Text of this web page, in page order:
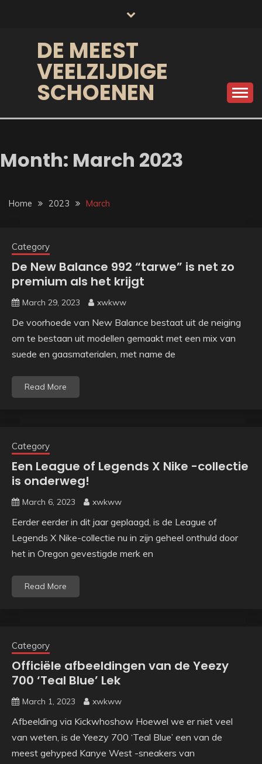
DE MEEST
VEELZIJDIGE
SCHOENEN
Month: March 2023
Home 2023 March
Category
De New Balance 992 “tarwe” is net zo
premium als het krijgt
March 29, 2023 xwkww
De voorhoede van New Balance bestaat uit de neiging
om te bestaan ​​uit modellen gemaakt met een mix van
suede en gaasmaterialen, met name de
Read More
Category
Een League of Legends X Nike -collectie
is onderweg!
March 6, 2023 xwkww
Eerder eerder in dit jaar geplaagd, is de League of
Legends X Nike-collectie nu in zijn geheel onthuld door
het in Oregon gevestigde merk en
Read More
Category
Officiële afbeeldingen van de Yeezy
700 ‘Teal Blue’ Lek
March 1, 2023 xwkww
Afbeelding via Kickwhoshow Hoewel we er niet veel
van weten, is de Yeezy 700 ‘Teal Blue’ een van de
meest gehyped Kanye West -sneakers van